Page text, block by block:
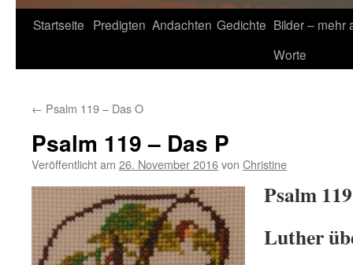
Startseite Predigten Andachten Gedichte Bilder – mehr
Worte
← Psalm 119 – Das O
Psalm 119 – Das P
Veröffentlicht am 26. November 2016von Christine
Psalm
Luther